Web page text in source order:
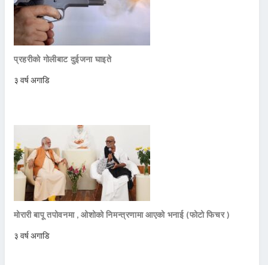
प्रहरीको गोलीबाट दुईजना घाइते
३ वर्ष अगाडि
मोरारी बापू तपोवनमा , ओशोको निमन्त्रणामा आएको भनाई (फोटो फिचर )
३ वर्ष अगाडि